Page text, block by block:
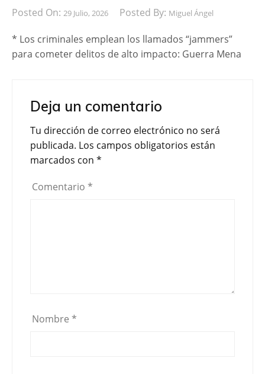
Posted On: 29 Julio, 2026 Posted By: Miguel Ángel
* Los criminales emplean los llamados “jammers”
para cometer delitos de alto impacto: Guerra Mena
Deja un comentario
Tu dirección de correo electrónico no será
publicada. Los campos obligatorios están
marcados con *
Comentario *
Nombre *